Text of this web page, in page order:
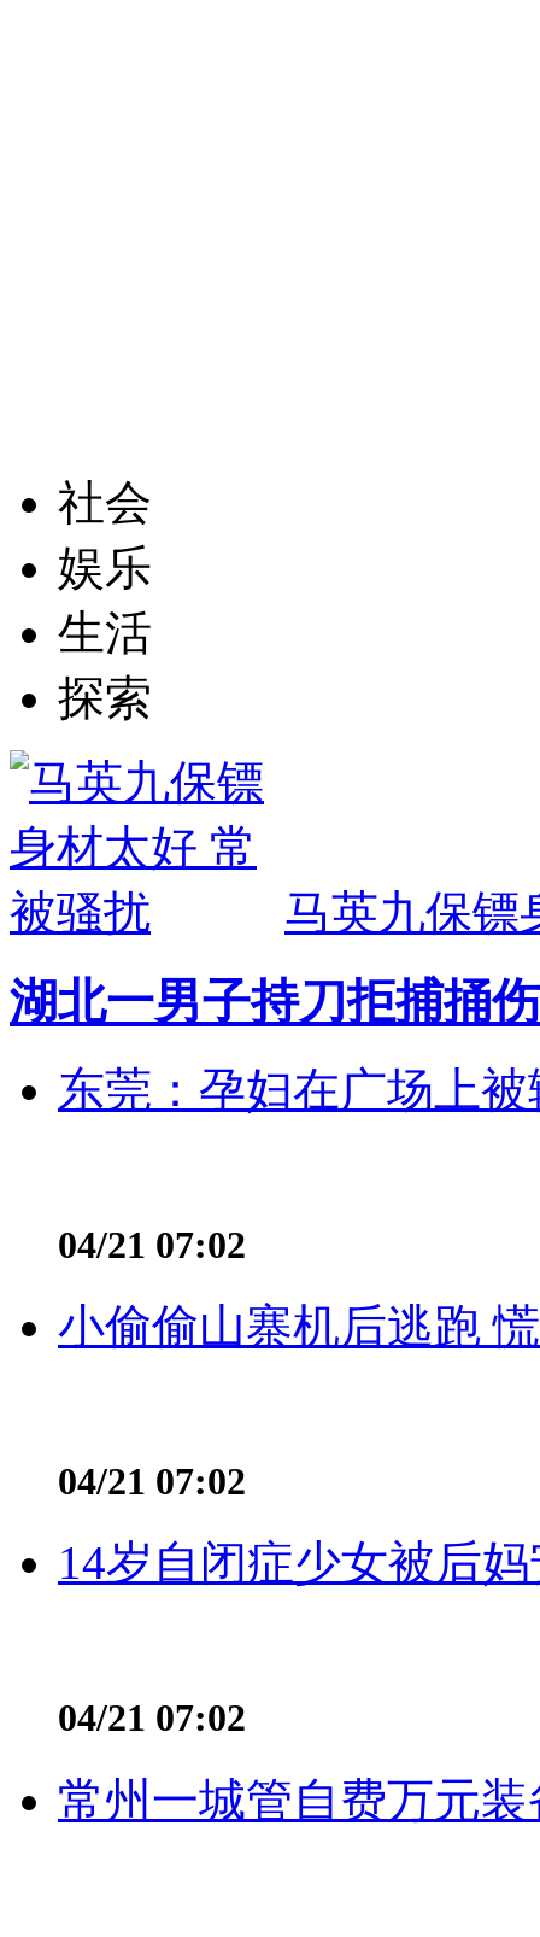
社会
娱乐
生活
探索
马英九保镖
湖北一男子持刀拒捕捅
东莞：孕妇在广场上
04/21 07:02
小偷偷山寨机后逃跑
04/21 07:02
14岁自闭症少女被后
04/21 07:02
常州一城管自费万元